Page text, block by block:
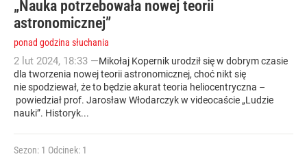
„Nauka potrzebowała nowej teorii
astronomicznej”
ponad godzina słuchania
2 lut 2024, 18:33 —Mikołaj Kopernik urodził się w dobrym czasie
dla tworzenia nowej teorii astronomicznej, choć nikt się
nie spodziewał, że to będzie akurat teoria heliocentryczna –
powiedział prof. Jarosław Włodarczyk w videocaście „Ludzie
nauki”. Historyk...
Sezon: 1 Odcinek: 1